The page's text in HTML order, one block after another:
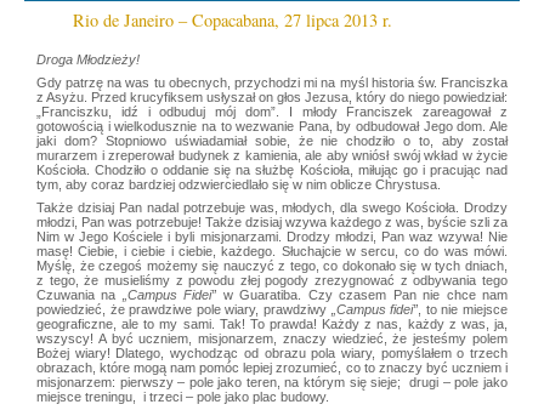
Rio de Janeiro – Copacabana, 27 lipca 2013 r.
Droga Młodzieży!
Gdy patrzę na was tu obecnych, przychodzi mi na myśl historia św. Franciszka
z Asyżu. Przed krucyfiksem usłyszał on głos Jezusa, który do niego powiedział:
„Franciszku, idź i odbuduj mój dom”. I młody Franciszek zareagował z
gotowością i wielkodusznie na to wezwanie Pana, by odbudował Jego dom. Ale
jaki dom? Stopniowo uświadamiał sobie, że nie chodziło o to, aby został
murarzem i zreperował budynek z kamienia, ale aby wniósł swój wkład w życie
Kościoła. Chodziło o oddanie się na służbę Kościoła, miłując go i pracując nad
tym, aby coraz bardziej odzwierciedlało się w nim oblicze Chrystusa.
Także dzisiaj Pan nadal potrzebuje was, młodych, dla swego Kościoła. Drodzy
młodzi, Pan was potrzebuje! Także dzisiaj wzywa każdego z was, byście szli za
Nim w Jego Kościele i byli misjonarzami. Drodzy młodzi, Pan waz wzywa! Nie
masę! Ciebie, i ciebie i ciebie, każdego. Słuchajcie w sercu, co do was mówi.
Myślę, że czegoś możemy się nauczyć z tego, co dokonało się w tych dniach,
z tego, że musieliśmy z powodu złej pogody zrezygnować z odbywania tego
Czuwania na
„Campus Fidei” w Guaratiba. Czy czasem Pan nie chce nam
powiedzieć, że prawdziwe pole wiary, prawdziwy
„Campus fidei” , to nie miejsce
geograficzne, ale to my sami. Tak! To prawda! Każdy z nas, każdy z was, ja,
wszyscy! A być uczniem, misjonarzem, znaczy wiedzieć, że jesteśmy polem
Bożej wiary! Dlatego, wychodząc od obrazu pola wiary, pomyślałem o trzech
obrazach, które mogą nam pomóc lepiej zrozumieć, co to znaczy być uczniem i
misjonarzem: pierwszy – pole jako teren, na którym się sieje; drugi – pole jako
miejsce treningu, i trzeci – pole jako plac budowy.